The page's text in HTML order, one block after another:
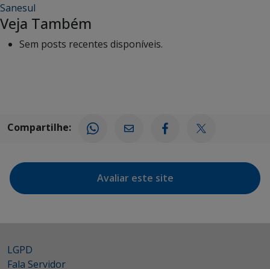
Sanesul
Veja Também
Sem posts recentes disponíveis.
Compartilhe:
Avaliar este site
LGPD
Fala Servidor